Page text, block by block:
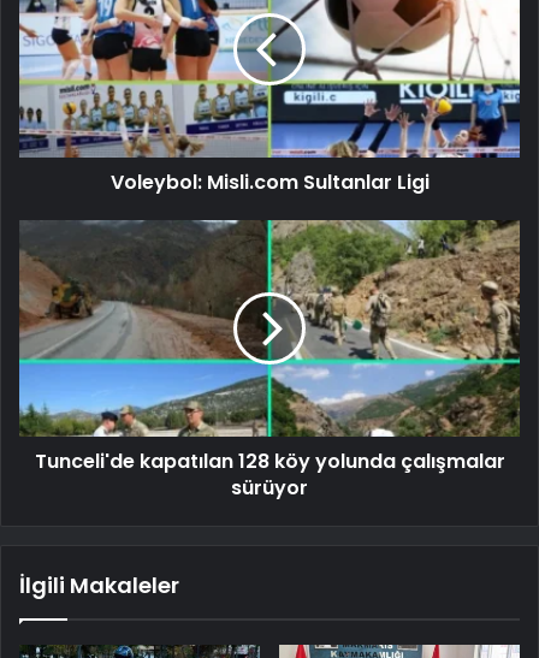
Voleybol: Misli.com Sultanlar Ligi
Tunceli'de kapatılan 128 köy yolunda çalışmalar
sürüyor
İlgili Makaleler